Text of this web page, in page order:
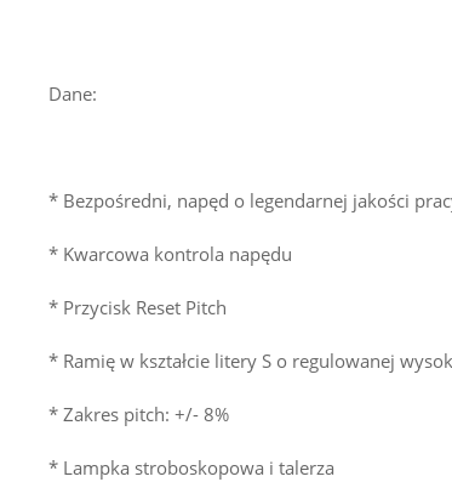
Dane:
* Bezpośredni, napęd o legendarnej jakości
* Kwarcowa kontrola napędu
* Przycisk Reset Pitch
* Ramię w kształcie litery S o regulowanej
* Zakres pitch: +/- 8%
* Lampka stroboskopowa i talerza